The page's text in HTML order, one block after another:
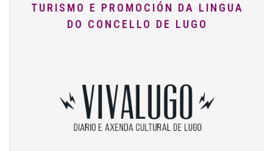
TURISMO E PROMOCIÓN DA LINGUA
DO CONCELLO DE LUGO